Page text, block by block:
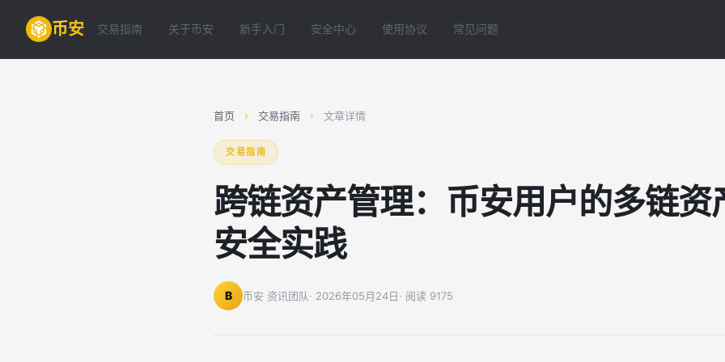
币安 交易指南 关于币安 新手入门 安全中心 使用协议 常见问题
首页 › 交易指南 › 文章详情
交易指南
跨链资产管理：币安用户的多链资
安全实践
B 币安 资讯团队· 2026年05月24日· 阅读 9175